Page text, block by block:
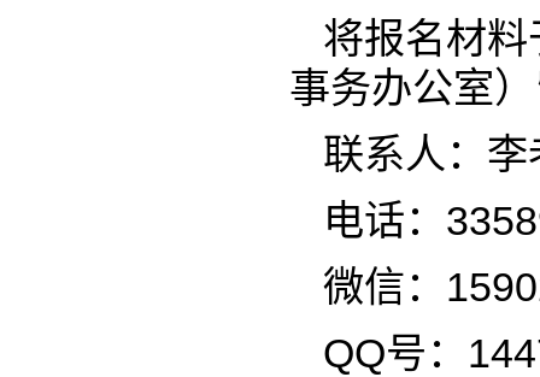
将报名材
事务办公室
联系人：李
电话：
微信：
QQ号：